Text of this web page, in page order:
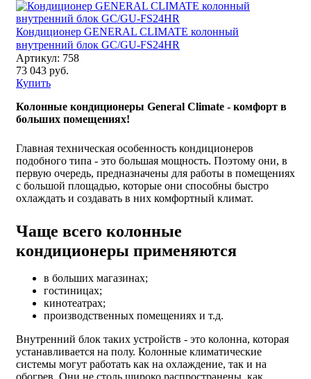
Кондиционер GENERAL CLIMATE колонный
внутренний блок GC/GU-FS24HR
Артикул: 758
73 043 руб.
Купить
Колонные кондиционеры General Climate - комфорт в
больших помещениях!
Главная техническая особенность кондиционеров
подобного типа - это большая мощность. Поэтому они, в
первую очередь, предназначены для работы в помещениях
с большой площадью, которые они способны быстро
охлаждать и создавать в них комфортный климат.
Чаще всего колонные
кондиционеры применяются
в больших магазинах;
гостиницах;
кинотеатрах;
производственных помещениях и т.д.
Внутренний блок таких устройств - это колонна, которая
устанавливается на полу. Колонные климатические
системы могут работать как на охлаждение, так и на
обогрев. Они не столь широко распространены, как,